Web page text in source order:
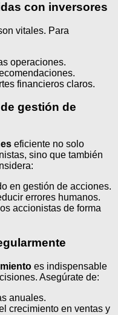
con inversores
vitales. Para
operaciones.
financieros claros.
gestión de
eficiente no solo
sino que también
en gestión de acciones.
errores humanos.
accionistas de forma
es indispensable
Asegúrate de:
anuales.
crecimiento en ventas y